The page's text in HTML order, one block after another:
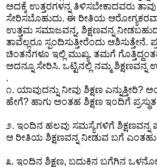
ಅದಕ್ಕೆ ಉತ್ತರಗಳನ್ನ ತಿಳಿಸಬೇಕಾದವರು
ಸೇರಿಸಬೊಹುದು. ಈ ರೀತಿಯ
ಉತ್ತಮ ಸಮಾಜವನ್ನ, ಶಿಕ್ಷಣವನ್ನ
ತಾವೆಲ್ಲರೂ ಸ್ಪಂದಿಸುತ್ತೀರೆಂದು ಆಶಿಸುತ್ತೇನೆ.
ಚಿಂತನೆಗಳೂ ಇಲ್ಲಿ ಮುಖ್ಯ. ತಮಗೆ
ಅದನ್ನೂ ಸೇರಿಸಿ. ಒಟ್ಟಿನಲ್ಲಿ ನಮ್ಮ ಶಿಕ್ಷಣವನ್ನ
.
೧. ಯಾವುದನ್ನು ನೀವು ಶಿಕ್ಷಣ ಎನ್ನುತ್ತೀರಿ?
ಹೇಗೆ? ಹಾಗು ಅಂತಹ ಶಿಕ್ಷಣ ಇಂದಿಗೆ
೨. ಇಂದಿನ ಹಲವು ಸಮಸ್ಯೆಗಳಿಗೆ
ಆ ರೀತಿಯ ಶಿಕ್ಷಣವನ್ನ ನೀಡುವ ಬಗೆ
೩. ಇಂದಿನ ಶಿಕ್ಷಣ, ಬದುಕಿನ ಬಗೆಗಿನ